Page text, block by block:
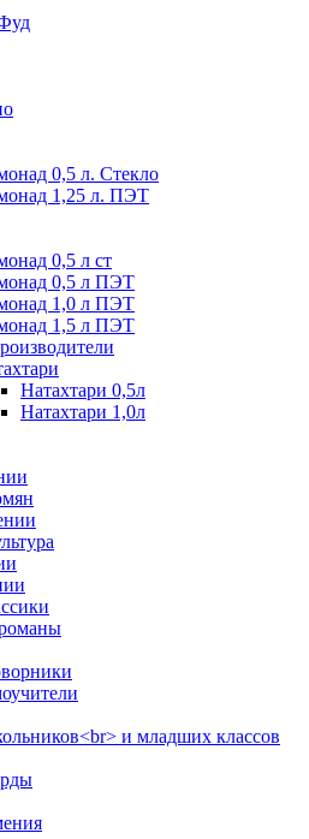
0,5 л. Стекло
1,25 л. ПЭТ
0,5 л ст
0,5 л ПЭТ
1,0 л ПЭТ
1,5 л ПЭТ
Натахтари 0,5л
Натахтари 1,0л
и младших классов